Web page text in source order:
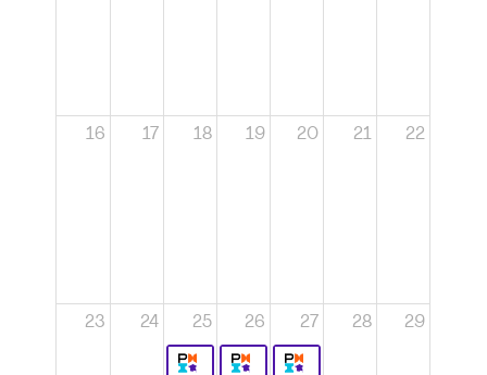
16 17 18 19 20 21 22
23 24 25 26 27 28 29